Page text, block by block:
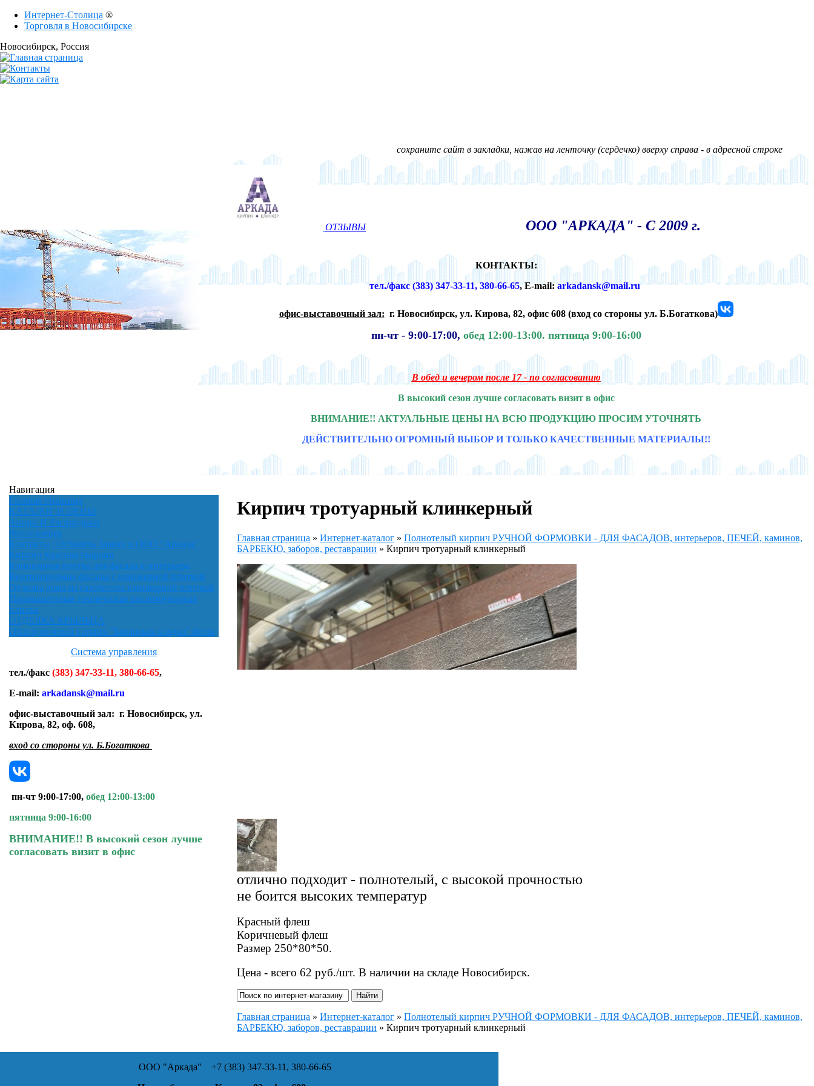
Интернет-Столица ®
Торговля в Новосибирске
Новосибирск, Россия
сохраните сайт в закладки, нажав на ленточку (сердечко) вверху справа - в адресной строке
ОТЗЫВЫ ООО "АРКАДА" - С 2009 г.
КОНТАКТЫ:
тел./факс (383) 347-33-11, 380-66-65,E-mail:arkadansk@mail.ru
офис-выставочный зал: г. Новосибирск, ул. Кирова, 82, офис 608 (вход со стороны ул. Б.Богаткова)
пн-чт - 9:00-17:00, обед 12:00-13:00. пятница 9:00-16:00
В обед и вечером после 17 - по согласованию
В высокий сезон лучше согласовать визит в офис
ВНИМАНИЕ!! АКТУАЛЬНЫЕ ЦЕНЫ НА ВСЮ ПРОДУКЦИЮ ПРОСИМ УТОЧНЯТЬ
ДЕЙСТВИТЕЛЬНО ОГРОМНЫЙ ВЫБОР И ТОЛЬКО КАЧЕСТВЕННЫЕ МАТЕРИАЛЫ!!
Навигация
Главная страница
КАТАЛОГ И ЦЕНЫ
Акции И Распродажи
Фотогалерея
Контакты / Оставить Заявку в ООО "Аркада"
Кирпич Красная гвардия
Клинкерная плитка для фасада и интерьера
Вентилируемые фасады с клинкерной плиткой
Отделка дома из газобетона клинкерной плиткой
Промышленная техническая кислотоупорная
плитка
ОТДЕЛКА КРЫЛЬЦА
Облицовочный кирпич "Баварская кладка" флэш
Система управления
тел./факс (383) 347-33-11, 380-66-65,
E-mail: arkadansk@mail.ru
офис-выставочный зал: г. Новосибирск, ул.
Кирова, 82, оф. 608,
вход со стороны ул. Б.Богаткова
пн-чт 9:00-17:00, обед 12:00-13:00
пятница 9:00-16:00
ВНИМАНИЕ!! В высокий сезон лучше
согласовать визит в офис
Кирпич тротуарный клинкерный
Главная страница » Интернет-каталог » Полнотелый кирпич РУЧНОЙ ФОРМОВКИ - ДЛЯ ФАСАДОВ, интерьеров, ПЕЧЕЙ, каминов,
БАРБЕКЮ, заборов, реставрации » Кирпич тротуарный клинкерный
отлично подходит - полнотелый, с высокой прочностью
не боится высоких температур
Красный флеш
Коричневый флеш
Размер 250*80*50.
Цена - всего 62 руб./шт. В наличии на складе Новосибирск.
Главная страница » Интернет-каталог » Полнотелый кирпич РУЧНОЙ ФОРМОВКИ - ДЛЯ ФАСАДОВ, интерьеров, ПЕЧЕЙ, каминов,
БАРБЕКЮ, заборов, реставрации » Кирпич тротуарный клинкерный
ООО "Аркада" +7 (383) 347-33-11, 380-66-65